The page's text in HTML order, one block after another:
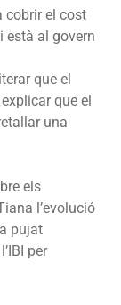
cobrir el cost
està al govern
que el
que el
una
els
l’evolució
pujat
BI per